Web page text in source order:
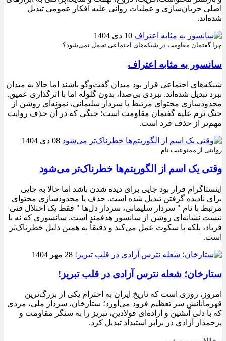
اصلی جریان‌سازی و عملیات روانی علیه افکار عمومی تبدیل
شده‌اند.
10 دی 1404
چرا گفتمان مقاومت در شبکه‌های اجتماعی تحمل نمی‌شود؟
سانسور به مثابه اعتراف
شبکه‌های اجتماعی قرار بود میدان گفت‌وگو باشند اما حالا به میدان
نبرد تبدیل شده‌اند. نبردی بی‌صدا، بدون گلوله اما با اثرگذاری عمیق.
محدودسازی محتوای مرتبط با سردار سلیمانی، نمونه‌ای روشن از
جنگ نرم علیه گفتمان مقاومت است؛ جنگی که در آن حذف روایت
مهم‌تر از حذف فرد است.
08 دی 1404
روایتی از ممنوعیت نام
وقتی یک اسم از الگوریتم‌ها خطرناک‌تر می‌شود
اینستاگرام قرار بود جایی برای دیده شدن باشد اما حالا به جایی
برای نادیده گرفتن تبدیل شده است. حذف یا محدودسازی محتوای
مرتبط با نام " سردار سلیمانی، سردار دل‌ها " فقط یک اختلال فنی
نیست نشانه‌ای روشن از سانسور هدفمند است. سانسوری که نه با
فریاد، بلکه با سکوت عمل می‌کند و دقیقاً به همین دلیل خطرناک‌تر
است.
28 مهر 1404
ستارخان؛ شعله نترس آزادی در قلب تبریز!
امروز، روزی است که تاریخ ایران به احترام یکی از بزرگ‌ترین
قهرمانانش سر تعظیم فرود می‌آورد؛ ستارخان، سردار ملی، مردی
که با دلی آتشین و اراده‌ای فولادین، تبریز را به سنگر مقاومت و
پرچمدار آزادی در برابر استبداد تبدیل کرد.